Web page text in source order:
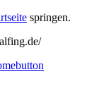
springen.